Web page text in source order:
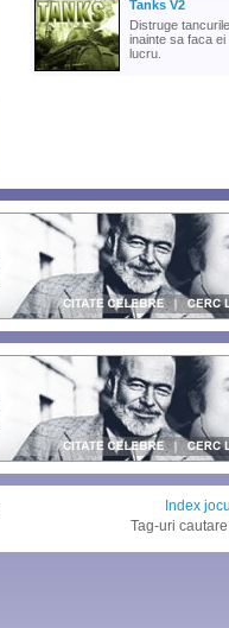
Tanks V2
Distruge
inainte sa faca ei
lucru.
Index
Tag-uri